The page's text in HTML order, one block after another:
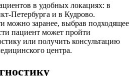
в удобных локациях: в
Петербурга и в Кудрово.
можно заранее, выбрав подходящее
пациент может пройти
или получить консультацию
центра.